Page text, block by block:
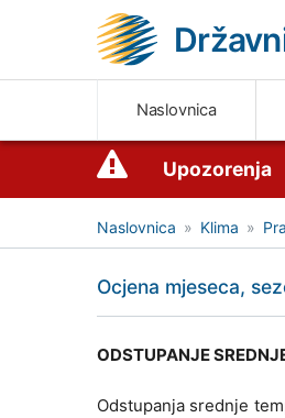
Naslovnica
Upozorenja
Naslovnica Klima
Ocjena mjeseca,
ODSTUPANJE
Odstupanja srednje